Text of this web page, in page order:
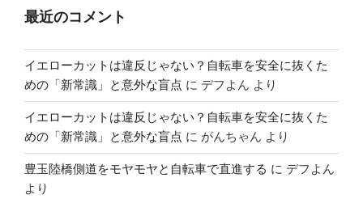
最近のコメント
イエローカットは違反じゃない？自転車を安全に抜くた
めの「新常識」と意外な盲点 に デフよん より
イエローカットは違反じゃない？自転車を安全に抜くた
めの「新常識」と意外な盲点 に がんちゃん より
豊玉陸橋側道をモヤモヤと自転車で直進する に デフよん
より